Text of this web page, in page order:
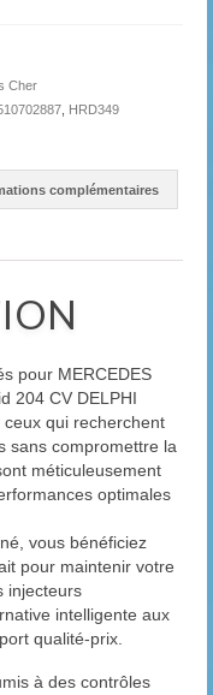
Cher
HRD349
complémentaires
pour MERCEDES
204 CV DELPHI
qui recherchent
sans compromettre la
méticuleusement
optimales
vous bénéficiez
pour maintenir votre
injecteurs
intelligente aux
qualité-prix.
à des contrôles